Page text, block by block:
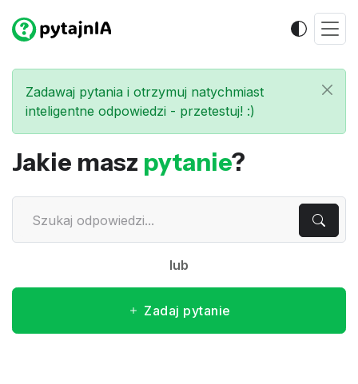
Zadawaj pytania i otrzymuj natychmiast
inteligentne odpowiedzi - przetestuj! :)
Jakie masz pytanie?
lub
Zadaj pytanie